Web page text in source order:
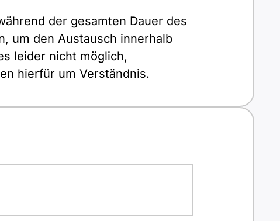
der gesamten Dauer des
um den Austausch innerhalb
leider nicht möglich,
hierfür um Verständnis.